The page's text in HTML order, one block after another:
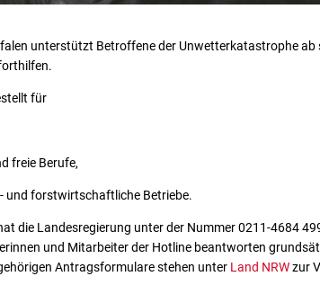
unterstützt Betroffene der Unwetterkatastrophe
für
freie Berufe,
und forstwirtschaftliche Betriebe.
die Landesregierung unter der Nummer 0211-4684
und Mitarbeiter der Hotline beantworten
Antragsformulare stehen unter Land NRWzur